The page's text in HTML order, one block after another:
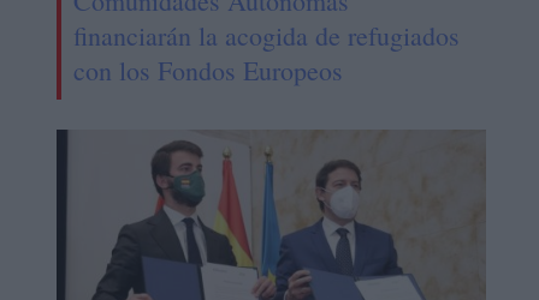
financiarán la acogida de refugiados
con los Fondos Europeos